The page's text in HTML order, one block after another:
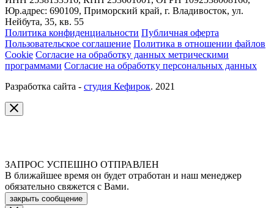
Юр.адрес: 690109, Приморский край, г. Владивосток, ул.
Нейбута, 35, кв. 55
Политика конфиденциальности Публичная оферта
Пользовательское соглашение Политика в отношении файлов
Cookie Согласие на обработку данных метрическими
программами Согласие на обработку персональных данных
Разработка сайта - студия Кефирок. 2021
ЗАПРОС УСПЕШНО ОТПРАВЛЕН
В ближайшее время он будет отработан и наш менеджер
обязательно свяжется с Вами.
закрыть сообщение